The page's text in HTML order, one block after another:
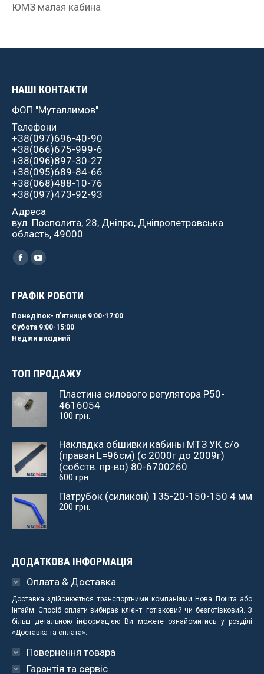
ЮМЗ малая кабина
НАШІ КОНТАКТИ
ФОП "Муталлимов"
Телефони
+38(097)696-40-90
+38(066)675-999-6
+38(096)897-30-27
+38(095)689-84-66
+38(068)488-10-76
+38(097)473-92-93
Адреса
вул. Посполита, 28, Дніпро, Дніпропетровська
область, 49000
Найдите нас:
Facebook
YouTube
ГРАФІК РОБОТИ
Понеділок- пʼятниця 9:00-17:00
Субота 9:00-15:00
Неділя вихідний
ТОП ПРОДАЖУ
Пластина силового регулятора Р50-
4616054
100 грн.
Накладка обшивки кабины МТЗ УК с/о
(правая L=96см) (с 2000г до 2009г)
(собств. пр-во) 80-6700260
600 грн.
Патрубок (силикон) 135-20-150-150 4 мм
200 грн.
ДОДАТКОВА ІНФОРМАЦІЯ
Оплата & Доставка
Доставка здійснюється транспортними компаніями Нова Пошта або
Інтайм. Спосіб оплати вибирає клієнт: готівковий чи безготівковий. З
більш детальною інформацією Ви можете ознайомитись у розділі
«Доставка та оплата».
Повернення товара
Гарантія та сервіс